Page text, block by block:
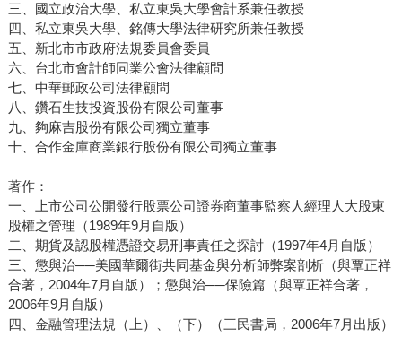
三、國立政治大學、私立東吳大學會計系兼任教授
四、私立東吳大學、銘傳大學法律研究所兼任教授
五、新北市市政府法規委員會委員
六、台北市會計師同業公會法律顧問
七、中華郵政公司法律顧問
八、鑽石生技投資股份有限公司董事
九、夠麻吉股份有限公司獨立董事
十、合作金庫商業銀行股份有限公司獨立董事
著作：
一、上市公司公開發行股票公司證券商董事監察人經理人大股東
股權之管理（1989年9月自版）
二、期貨及認股權憑證交易刑事責任之探討（1997年4月自版）
三、懲與治──美國華爾街共同基金與分析師弊案剖析（與覃正祥
合著，2004年7月自版）；懲與治──保險篇（與覃正祥合著，
2006年9月自版）
四、金融管理法規（上）、（下）（三民書局，2006年7月出版）